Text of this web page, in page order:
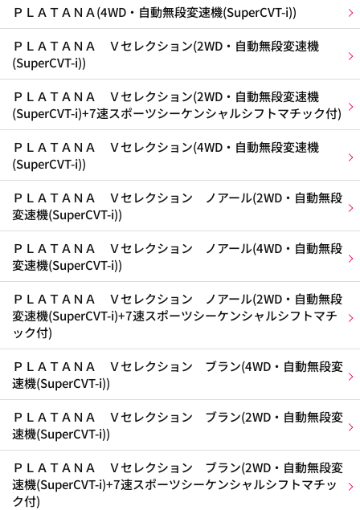
ＰＬＡＴＡＮＡ(4WD・自動無段変速機(SuperCVT-i))
ＰＬＡＴＡＮＡ Ｖセレクション(2WD・自動無段変速機
(SuperCVT-i))
ＰＬＡＴＡＮＡ Ｖセレクション(2WD・自動無段変速機
(SuperCVT-i)+7速スポーツシーケンシャルシフトマチック付)
ＰＬＡＴＡＮＡ Ｖセレクション(4WD・自動無段変速機
(SuperCVT-i))
ＰＬＡＴＡＮＡ Ｖセレクション ノアール(2WD・自動無段
変速機(SuperCVT-i))
ＰＬＡＴＡＮＡ Ｖセレクション ノアール(4WD・自動無段
変速機(SuperCVT-i))
ＰＬＡＴＡＮＡ Ｖセレクション ノアール(2WD・自動無段
変速機(SuperCVT-i)+7速スポーツシーケンシャルシフトマチ
ック付)
ＰＬＡＴＡＮＡ Ｖセレクション ブラン(4WD・自動無段変
速機(SuperCVT-i))
ＰＬＡＴＡＮＡ Ｖセレクション ブラン(2WD・自動無段変
速機(SuperCVT-i))
ＰＬＡＴＡＮＡ Ｖセレクション ブラン(2WD・自動無段変
速機(SuperCVT-i)+7速スポーツシーケンシャルシフトマチッ
ク付)